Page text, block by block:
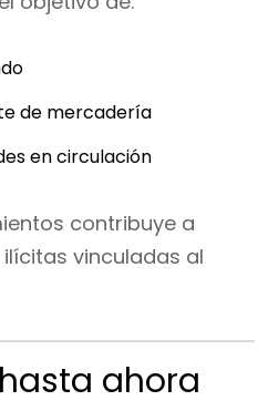
de mercadería
en circulación
contribuye a
vinculadas al
ahora